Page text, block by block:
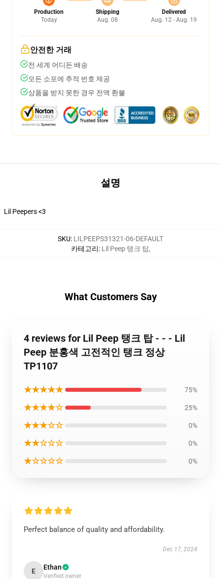
Production
Today
Shipping
Aug. 08
Delivered
Aug. 12 - Aug. 19
안전한 거래
전 세계 어디든 배송
모든 소포에 추적 번호 제공
상품을 받지 못한 경우 전액 환불
설명
Lil Peepers <3
SKU: LILPEEPS31321-06-DEFAULT
카테고리: Lil Peep 탱크 탑,
What Customers Say
4 reviews for Lil Peep 탱크 탑 - - - Lil
Peep 분홍색 고전적인 탱크 정상
TP1107
★★★★★ 75%
★★★★☆ 25%
★★★☆☆ 0%
★★☆☆☆ 0%
★☆☆☆☆ 0%
Perfect balance of quality and affordability.
Dec 17, 2024
E Ethan
Verified owner